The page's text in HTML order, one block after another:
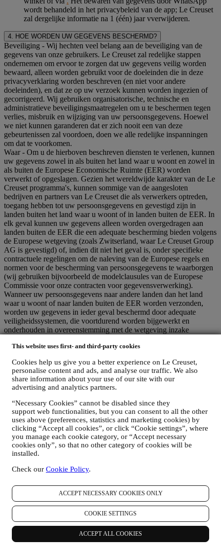
This website uses first- and third-party cookies
Cookies help us give you a better experience on Le Creuset,
personalise content and ads, and analyse our traffic. We also
share information about your use of our site with our
advertising and analytics partners.
“Necessary Cookies” cannot be disabled since they
support web functionalities, but you can consent to all the other
uses above (preferences, statistics and marketing cookies) by
clicking “Accept all cookies”, or click “Cookie settings”, where
you manage each cookie category, or “Accept necessary
cookies only”, so that no other category of cookies will be
installed.
Check our Cookie Policy.
ACCEPT NECESSARY COOKIES ONLY
COOKIE SETTINGS
ACCEPT ALL COOKIES
wordt behandeld in het privacybeleid van de app; Le Creuset
zal dergelijke informatie na 1 (één) jaar vverwijderen.
4. HOE WORDEN UW GEGEVENS BESCHERMD?
Beveiliging - Wij hechten veel belang aan de beveiliging van de
gegevens van onze gebruikers. Le Creuset zal redelijke stappen
ondernemen om ervoor te zorgen dat uw gegevens veilig worden
bewaard, alleen worden gebruikt voor de doeleinden die in deze
privacyverklaring worden beschreven (en niet voor andere
doeleinden), en dat ze op uw verzoek kunnen worden ingezien of
gecorrigeerd. Wij gebruiken organisatorische, technische en
administratieve beveiligingsmaatregelen om u te beschermen tegen
verlies, misbruik en wijziging van uw persoonsgegevens. Hoewel
we niet kunnen garanderen dat er zich nooit een van deze
gebeurtenissen zal voordoen, doen we alle redelijke inspanningen
om dat te voorkomen.
Waar- Om u de hierboven beschreven diensten te verlenen, kunnen
uw gegevens zowel in als buiten het land waar u woont en zowel in
als buiten de Europese Economische Ruimte (EER) worden
verwerkt of opgeslagen. Gezien het wereldwijde karakter van de Le
Creuset programma's, kunnen sommige van de aangesloten
bedrijven en partners van Le Creuset die als verwerkers optreden,
toegang hebben tot uw persoonsgegevens en gevestigd zijn in
landen buiten het land waar u woont of in landen buiten de EER. In
elk geval kunnen uw gegevens alleen worden overgedragen aan
landen buiten de EER die een adequate bescherming bieden volgens
de Europese wetgeving (zoals Zwitserland, waar Le Creuset Group
AG is gevestigd) of, indien dit niet het geval is, onder specifieke
contractuele regelingen om de naleving van de Europese regels en
normen voor de bescherming van persoonsgegevens te waarborgen
(wij gebruiken bijvoorbeeld de modelclausules van de Europese
Commissie voor onze contracten voor gegevensverwerking).
Wanneer uw persoonsgegevens naar andere landen dan het land
waar u woont of naar landen buiten de EER worden verzonden,
worden uw gegevens in ieder geval beschermd door adequate
veiligheidssystemen, die voortdurend worden bijgewerkt en
onderhouden in overeenstemming met de wetgeving inzake
5. HOELANG BEWAREN WIJ UW GEGEVENS?
Wij bewaren uw persoonlijke gegevens zolang wij ze nodig hebben
voor de doeleinden waarvoor ze zijn verzameld, waarna ze worden
vernietigd of onbruikbaar worden gemaakt. Het kan bijvoorbeeld
voorkomen dat wij gegevens over uw aankoop moeten bewaren om
te voldoen aan onze wettelijke verplichtingen of om geschillen op te
lossen. Uw Le Creuset-account wordt live gehouden totdat u ons
vraagt om deze te annuleren. Wij bewaren uw gegevens om u
nieuwsbrieven, marketingcommunicatie en gepersonaliseerde
inhoud te bieden zolang u daarmee instemt. Uw persoonsgegevens
die voor marketingdoeleinden worden verzameld, worden
regelmatig gecontroleerd om na te gaan of u nog steeds
geïnteresseerd bent in het ontvangen van onze
kunnen wij u een bericht sturen om de bevestiging te vragen dat u in
marketingcommunicatie meer sturen.
6. MET WIE KUNNEN WIJ UW GEGEVENS DELEN?
Le Creuset-personeel
– Uw persoonsgegevens worden alleen
verwerkt door onze bevoegde medewerkers of door bevoegde
medewerkers van andere bedrijven binnen de Le Creuset-groep die
ons ondersteunen bij het leveren van de hierboven beschreven